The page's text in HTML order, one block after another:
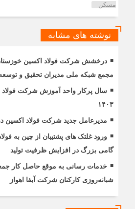
مسکن
نوشته های مشابه
درخشش شرکت فولاد اکسین
مجمع شبکه ملی مدیران تحقیق و
سال پرکار واحد آموزش شرکت فولاد
۱۴۰۳
مدیرعامل جدید شرکت فولاد اکسین
ورود غلتک های پشتیبان از چین به
گامی بزرگ در افزایش ظرفیت تولید
خدمات رسانی به موقع حاصل كار
شبانه‌روزی کارکنان شرکت آبفا اهواز